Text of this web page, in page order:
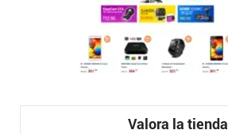
Valora la tienda